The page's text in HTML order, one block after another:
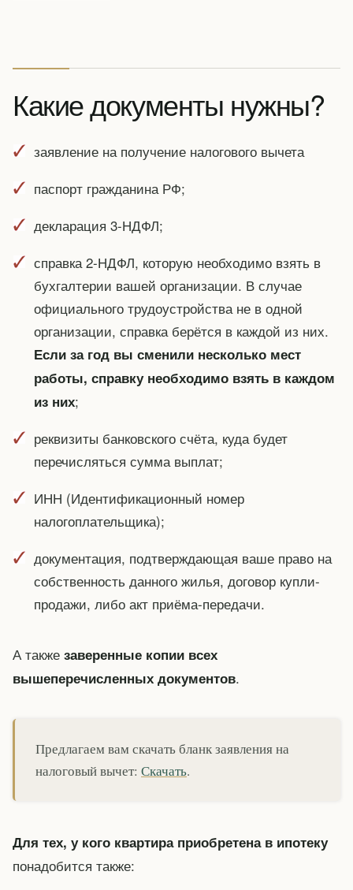
Какие документы нужны?
заявление на получение налогового вычета
паспорт гражданина РФ;
декларация 3-НДФЛ;
справка 2-НДФЛ, которую необходимо взять в
бухгалтерии вашей организации. В случае
официального трудоустройства не в одной
организации, справка берётся в каждой из них.
Если за год вы сменили несколько мест
работы, справку необходимо взять в каждом
из них;
реквизиты банковского счёта, куда будет
перечисляться сумма выплат;
ИНН (Идентификационный номер
налогоплательщика);
документация, подтверждающая ваше право на
собственность данного жилья, договор купли-
продажи, либо акт приёма-передачи.
А также заверенные копии всех
вышеперечисленных документов.
Предлагаем вам скачать бланк заявления на
налоговый вычет: Скачать.
Для тех, у кого квартира приобретена в ипотеку
понадобится также: